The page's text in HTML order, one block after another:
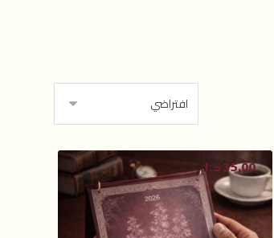
35,00 د.إ